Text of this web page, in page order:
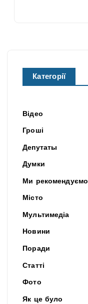
Категорії
Відео
Гроші
Депутаты
Думки
Ми рекомендуємо
Місто
Мультимедіа
Новини
Поради
Статті
Фото
Як це було